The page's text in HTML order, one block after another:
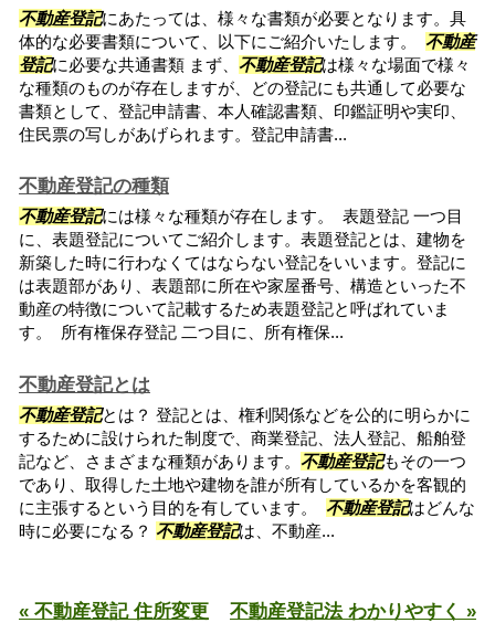
不動産登記にあたっては、様々な書類が必要となります。具
体的な必要書類について、以下にご紹介いたします。 不動産
登記に必要な共通書類 まず、 不動産登記は様々な場面で様々
な種類のものが存在しますが、どの登記にも共通して必要な
書類として、登記申請書、本人確認書類、印鑑証明や実印、
住民票の写しがあげられます。登記申請書...
不動産登記の種類
不動産登記には様々な種類が存在します。 表題登記 一つ目
に、表題登記についてご紹介します。表題登記とは、建物を
新築した時に行わなくてはならない登記をいいます。登記に
は表題部があり、表題部に所在や家屋番号、構造といった不
動産の特徴について記載するため表題登記と呼ばれていま
す。 所有権保存登記 二つ目に、所有権保...
不動産登記とは
不動産登記とは？ 登記とは、権利関係などを公的に明らかに
するために設けられた制度で、商業登記、法人登記、船舶登
記など、さまざまな種類があります。 不動産登記もその一つ
であり、取得した土地や建物を誰が所有しているかを客観的
に主張するという目的を有しています。 不動産登記はどんな
時に必要になる？ 不動産登記は、不動産...
« 不動産登記 住所変更 不動産登記法 わかりやすく »